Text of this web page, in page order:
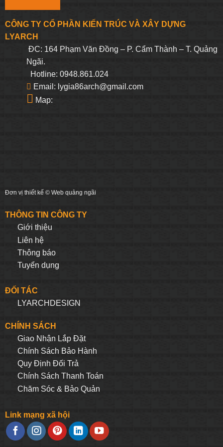
CÔNG TY CỔ PHẦN KIẾN TRÚC VÀ XÂY DỰNG
LYARCH
ĐC: 164 Phạm Văn Đồng – P. Cẩm Thành – T. Quảng
Ngãi.
Hotline: 0948.861.024
Email: lygia86arch@gmail.com
Map:
Đơn vị thiết kế © Web quảng ngãi
THÔNG TIN CÔNG TY
Giới thiệu
Liên hệ
Thông báo
Tuyển dụng
ĐỐI TÁC
LYARCHDESIGN
CHÍNH SÁCH
Giao Nhận Lắp Đặt
Chính Sách Bảo Hành
Quy Định Đối Trả
Chính Sách Thanh Toán
Chăm Sóc & Bảo Quản
Link mạng xã hội